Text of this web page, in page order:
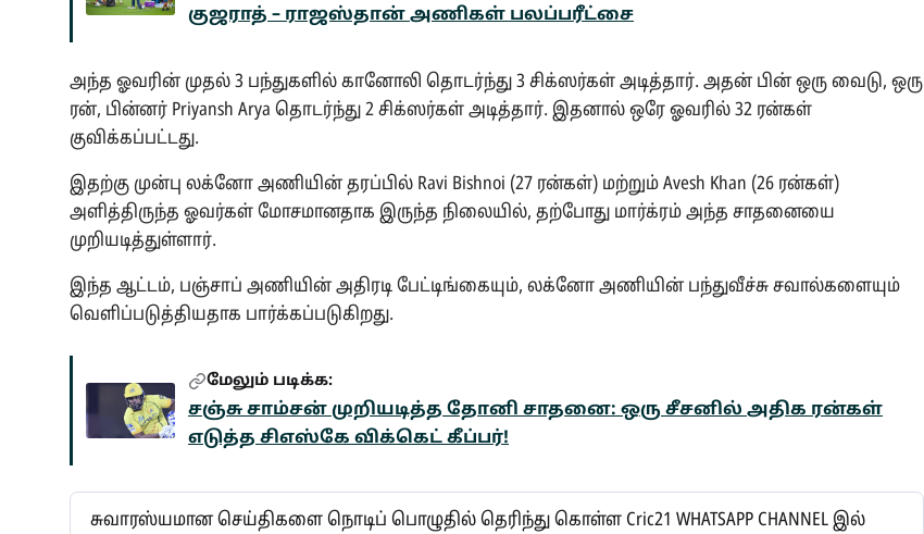
குஜராத் – ராஜஸ்தான் அணிகள் பலப்பரீட்சை
அந்த ஓவரின் முதல் 3 பந்துகளில் கானோலி தொடர்ந்து 3 சிக்ஸர்கள் அடித்தார். அதன் பின் ஒரு வைடு, ஒரு
ரன், பின்னர் Priyansh Arya தொடர்ந்து 2 சிக்ஸர்கள் அடித்தார். இதனால் ஒரே ஓவரில் 32 ரன்கள்
குவிக்கப்பட்டது.
இதற்கு முன்பு லக்னோ அணியின் தரப்பில் Ravi Bishnoi (27 ரன்கள்) மற்றும் Avesh Khan (26 ரன்கள்)
அளித்திருந்த ஓவர்கள் மோசமானதாக இருந்த நிலையில், தற்போது மார்க்ரம் அந்த சாதனையை
முறியடித்துள்ளார்.
இந்த ஆட்டம், பஞ்சாப் அணியின் அதிரடி பேட்டிங்கையும், லக்னோ அணியின் பந்துவீச்சு சவால்களையும்
வெளிப்படுத்தியதாக பார்க்கப்படுகிறது.
மேலும் படிக்க:
சஞ்சு சாம்சன் முறியடித்த தோனி சாதனை: ஒரு சீசனில் அதிக ரன்கள்
எடுத்த சிஎஸ்கே விக்கெட் கீப்பர்!
சுவாரஸ்யமான செய்திகளை நொடிப் பொழுதில் தெரிந்து கொள்ள Cric21 WHATSAPP CHANNEL இல்